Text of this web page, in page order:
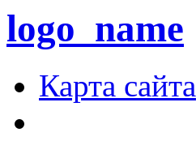
logo_name
Карта сайта